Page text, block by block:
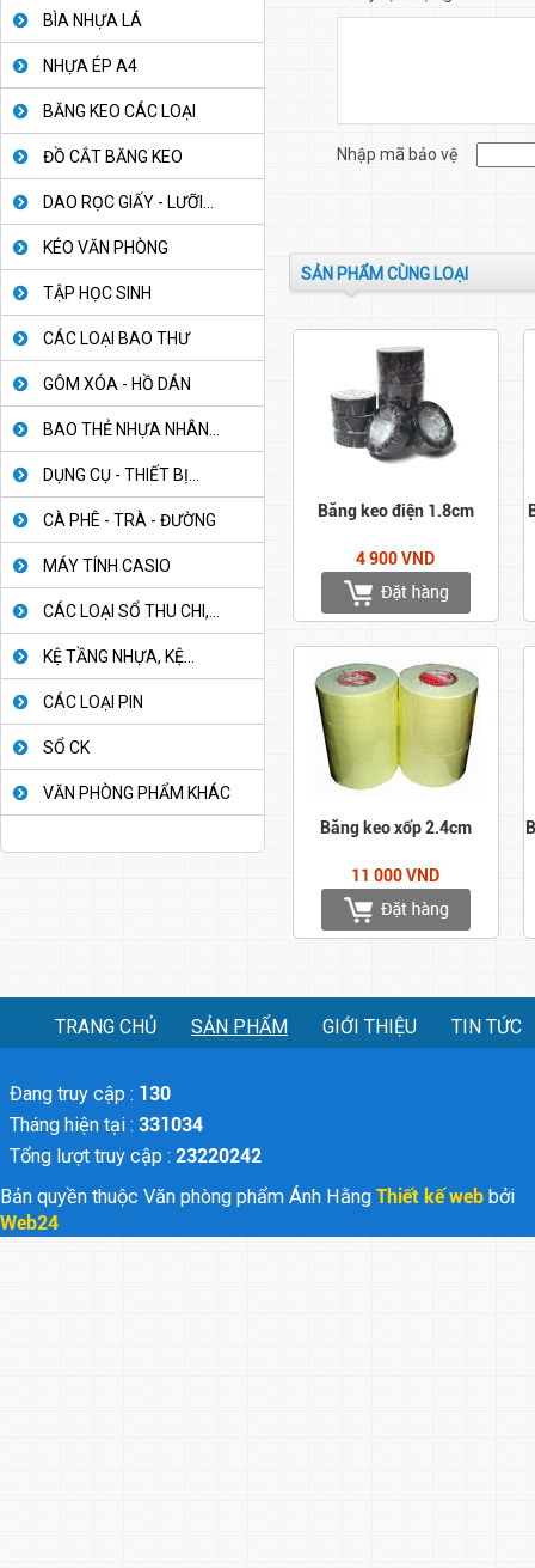
BÌA NHỰA LÁ
NHỰA ÉP A4
BĂNG KEO CÁC LOẠI
ĐỒ CẮT BĂNG KEO
DAO RỌC GIẤY - LƯỠI...
KÉO VĂN PHÒNG
TẬP HỌC SINH
CÁC LOẠI BAO THƯ
GÔM XÓA - HỒ DÁN
BAO THẺ NHỰA NHÂN...
DỤNG CỤ - THIẾT BỊ...
CÀ PHÊ - TRÀ - ĐƯỜNG
MÁY TÍNH CASIO
CÁC LOẠI SỔ THU CHI,...
KỆ TẦNG NHỰA, KỆ...
CÁC LOẠI PIN
SỔ CK
VĂN PHÒNG PHẨM KHÁC
Nhập mã bảo vệ
SẢN PHẨM CÙNG LOẠI
Băng keo điện 1.8cm
4 900 VND
Băng keo xốp 2.4cm
11 000 VND
TRANG CHỦ SẢN PHẨM GIỚI THIỆU TIN TỨC
Đang truy cập : 130
Tháng hiện tại : 331034
Tổng lượt truy cập : 23220242
Bản quyền thuộc Văn phòng phẩm Ánh Hằng Thiết kế web bởi
Web24